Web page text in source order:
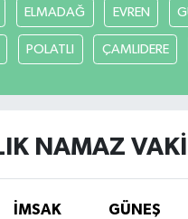
ELMADAĞ EVREN
POLATLI ÇAMLIDERE
NAMAZ
İMSAK GÜNEŞ